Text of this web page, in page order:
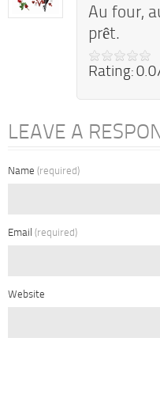
Au four,
prêt.
Rating:
LEAVE A
Name (required)
Email (required)
Website